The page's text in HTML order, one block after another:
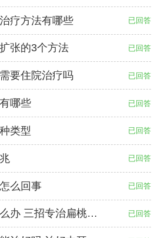
疗方法有哪些 已回答
张的3个方法 已回答
要住院治疗吗 已回答
哪些 已回答
类型 已回答
已回答
么回事 已回答
得了扁桃体炎怎么办 三招专治扁桃体炎 已回答